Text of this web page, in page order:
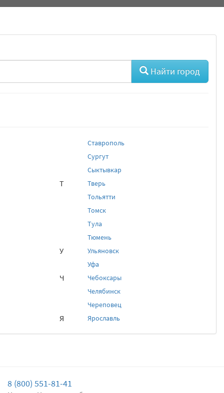
Найти город
Ставрополь
Сургут
Сыктывкар
Т
Тверь
Тольятти
Томск
Тула
Тюмень
У
Ульяновск
Уфа
Ч
Чебоксары
Челябинск
Череповец
Я Ярославль
8 (800) 551-81-41